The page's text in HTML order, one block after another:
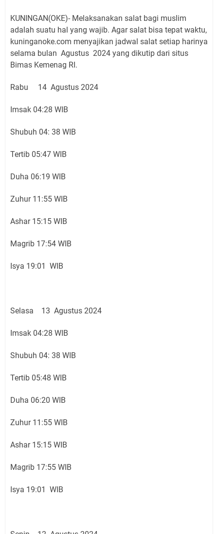
KUNINGAN(OKE)- Melaksanakan salat bagi muslim
adalah suatu hal yang wajib. Agar salat bisa tepat waktu,
kuninganoke.com menyajikan jadwal salat setiap harinya
selama bulan Agustus 2024 yang dikutip dari situs
Bimas Kemenag RI.
Rabu 14 Agustus 2024
Imsak 04:28 WIB
Shubuh 04: 38 WIB
Tertib 05:47 WIB
Duha 06:19 WIB
Zuhur 11:55 WIB
Ashar 15:15 WIB
Magrib 17:54 WIB
Isya 19:01 WIB
Selasa 13 Agustus 2024
Imsak 04:28 WIB
Shubuh 04: 38 WIB
Tertib 05:48 WIB
Duha 06:20 WIB
Zuhur 11:55 WIB
Ashar 15:15 WIB
Magrib 17:55 WIB
Isya 19:01 WIB